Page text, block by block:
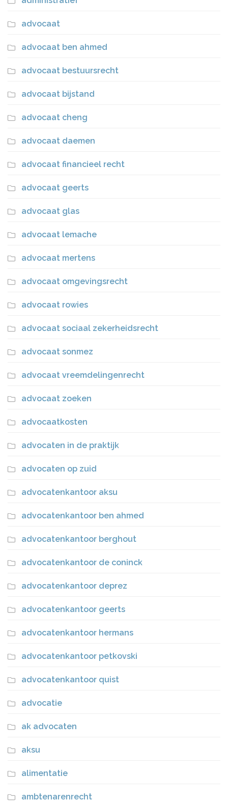
advocaat
advocaat ben ahmed
advocaat bestuursrecht
advocaat bijstand
advocaat cheng
advocaat daemen
advocaat financieel recht
advocaat geerts
advocaat glas
advocaat lemache
advocaat mertens
advocaat omgevingsrecht
advocaat rowies
advocaat sociaal zekerheidsrecht
advocaat sonmez
advocaat vreemdelingenrecht
advocaat zoeken
advocaatkosten
advocaten in de praktijk
advocaten op zuid
advocatenkantoor aksu
advocatenkantoor ben ahmed
advocatenkantoor berghout
advocatenkantoor de coninck
advocatenkantoor deprez
advocatenkantoor geerts
advocatenkantoor hermans
advocatenkantoor petkovski
advocatenkantoor quist
advocatie
ak advocaten
aksu
alimentatie
ambtenarenrecht